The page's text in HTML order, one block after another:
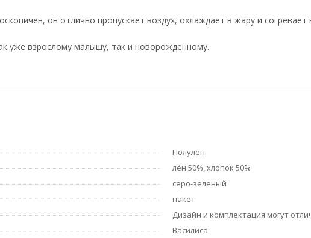
он отлично пропускает воздух, охлаждает в жару и согревает
уже взрослому малышу, так и новорожденному.
Полулен
лён 50%, хлопок 50%
серо-зеленый
пакет
Дизайн и комплектация могут
Василиса